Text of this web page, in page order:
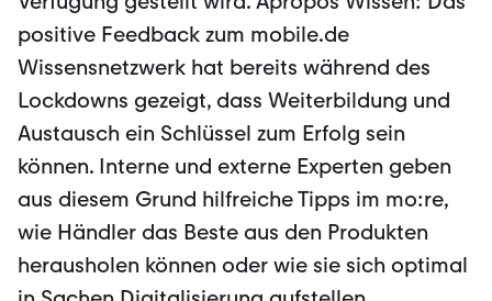
positive Feedback zum mobile.de
Wissensnetzwerk hat be­reits während des
Lockdowns gezeigt, dass Weiterbildung und
Austausch ein Schlüssel zum Erfolg sein
können. Interne und externe Experten geben
aus diesem Grund hilfreiche Tipps im mo:re,
wie Händler das Beste aus den Produkten
herausho­len können oder wie sie sich optimal